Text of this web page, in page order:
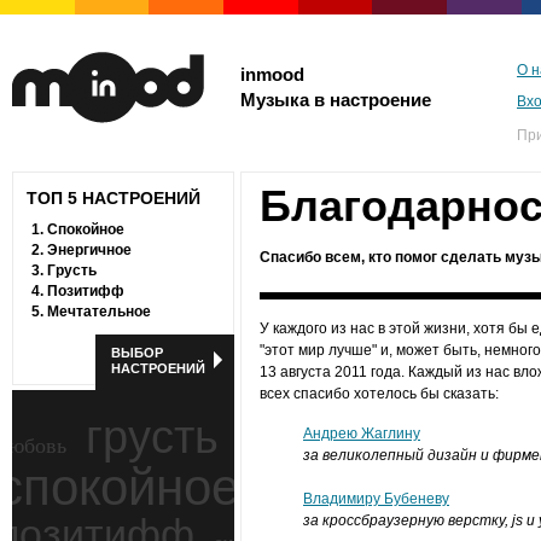
inmood
Музыка в настроение
О
ТОП 5 НАСТРОЕНИЙ
1. Спокойное
2. Энергичное
3. Грусть
4. Позитифф
5. Мечтательное
ВЫБОР
НАСТРОЕНИЙ
грусть
ностальгия
Спасибо всем, кто помог сделать
У каждого из нас в этой жизни, хотя бы
"этот мир лучше" и, может быть,
13 августа 2011 года. Каждый из нас
всех спасибо хотелось бы сказать:
Андрею Жаглину
за великолепный дизайн и
Владимиру Бубеневу
за кроссбраузерную верстку, js и